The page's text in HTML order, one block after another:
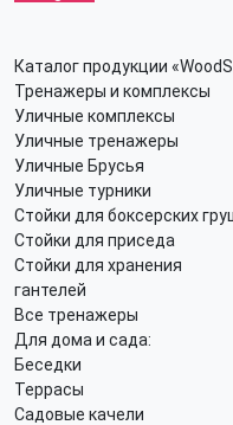
Каталог продукции
Тренажеры и комплексы
Уличные комплексы
Уличные тренажеры
Уличные Брусья
Уличные турники
Стойки для боксерских
Стойки для приседа
Стойки для хранения
гантелей
Все тренажеры
Для дома и сада:
Беседки
Террасы
Садовые качели